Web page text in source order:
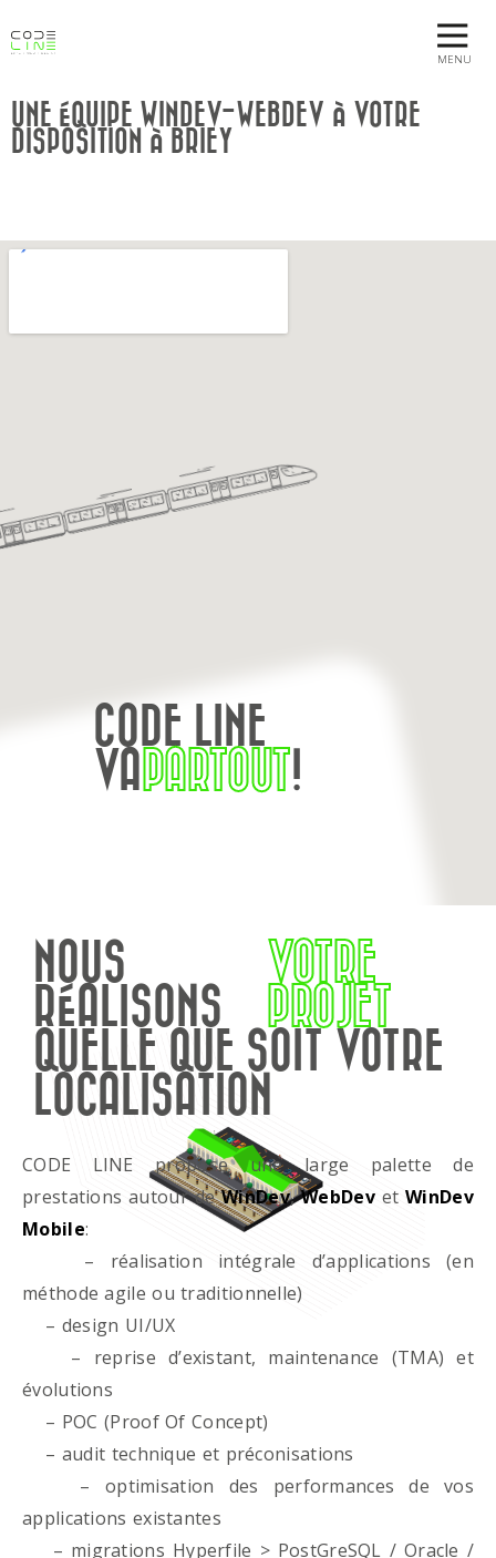
MENU
UNE ÉQUIPE WINDEV-WEBDEV À VOTRE
DISPOSITION À BRIEY
CODE LINE
VAPARTOUT!
NOUS
RÉALISONS
VOTRE
PROJET
QUELLE QUE SOIT VOTRE
LOCALISATION
CODE LINE propose une large palette de
prestations autour deWinDev,WebDevet WinDev
Mobile:
– réalisation intégrale d’applications (en
méthode agile ou traditionnelle)
– design UI/UX
– reprise d’existant, maintenance (TMA) et
évolutions
– POC (Proof Of Concept)
– audit technique et préconisations
– optimisation des performances de vos
applications existantes
– migrations Hyperfile > PostGreSQL / Oracle /